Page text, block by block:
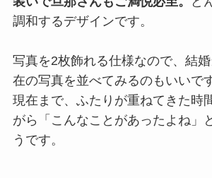
調和するデザインです。
写真を2枚飾れる仕様なので、結
在の写真を並べてみるのもいいで
現在まで、ふたりが重ねてきた時
がら「こんなことがあったよね」
うです。